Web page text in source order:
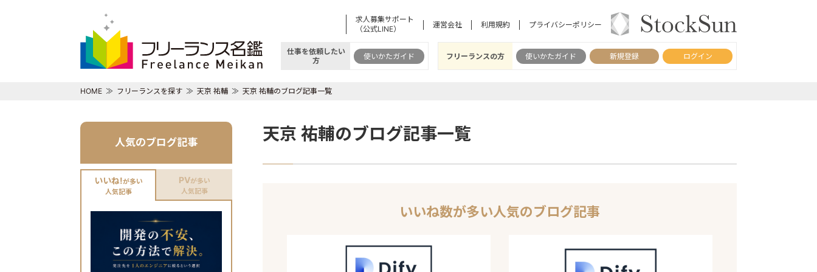
求人募集サポート
（公式LINE）
運営会社 利用規約 プライバシーポリシー
仕事を依頼したい
方
使いかたガイド フリーランスの方 使いかたガイド 新規登録 ログイン
HOME フリーランスを探す 天京 祐輔 天京 祐輔のブログ記事一覧
人気のブログ記事
いいね!が多い
人気記事
PVが多い
人気記事
天京 祐輔のブログ記事一覧
いいね数が多い人気のブログ記事